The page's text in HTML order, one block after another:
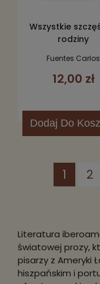
Wszystkie
rodziny
Fuentes Carlos
12,00 zł
Dodaj Do
1 2
Literatura
światowej prozy,
pisarzy z Ameryki
hiszpańskim i